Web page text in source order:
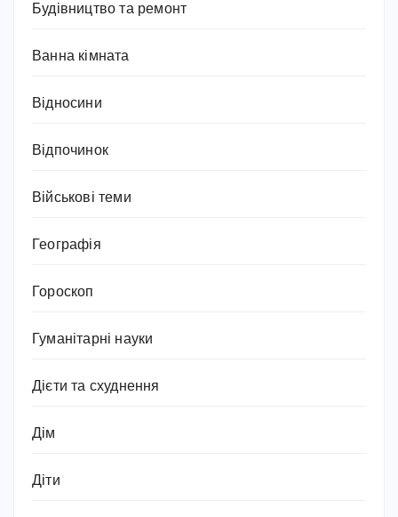
Будівництво та ремонт
Ванна кімната
Відносини
Відпочинок
Військові теми
Географія
Гороскоп
Гуманітарні науки
Дієти та схуднення
Дім
Діти